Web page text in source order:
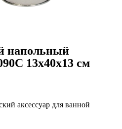
напольный
13х40х13 см
аксессуар для ванной